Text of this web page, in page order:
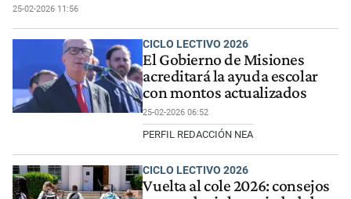
25-02-2026 11:56
CICLO LECTIVO 2026
El Gobierno de Misiones
acreditará la ayuda escolar
con montos actualizados
25-02-2026 06:52
PERFIL REDACCIÓN NEA
CICLO LECTIVO 2026
Vuelta al cole 2026: consejos